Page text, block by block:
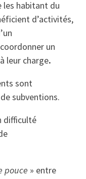
les habitant du
d’activités,
un
leur charge.
sont
subventions.
difficulté
pouce » entre